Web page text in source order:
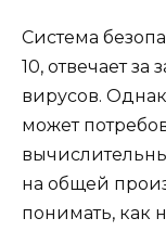
Система
10, отвечает за
вирусов.
может
на общей
понимать, как